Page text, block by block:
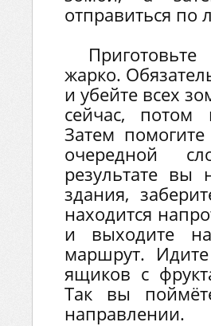
отправиться по
жарко.
и убейте всех
сейчас, потом
Затем
очередной
результате вы
здания,
находится
и выходите
маршрут.
ящиков с
Так вы
направлении.